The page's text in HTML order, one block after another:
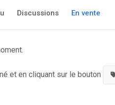
Discussions En vente
et en cliquant sur le bouton